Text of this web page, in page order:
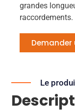
grandes
raccordements.
Demander
Le